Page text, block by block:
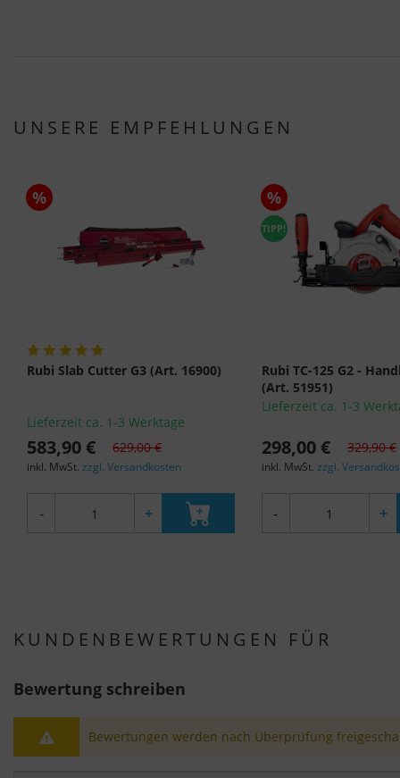
UNSERE EMPFEHLUNGEN
%
Rubi Slab Cutter G3 (Art. 16900)
Lieferzeit ca. 1-3 Werktage
583,90 € 629,00 €
inkl. MwSt. zzgl. Versandkosten
- +
%
TIPP!
Rubi TC-125 G2 -
(Art. 51951)
Lieferzeit ca. 1-3
298,00 € 329,90 €
inkl. MwSt. zzgl.
- +
KUNDENBEWERTUNGEN FÜR
Bewertung schreiben
Bewertungen werden nach Überprüfung